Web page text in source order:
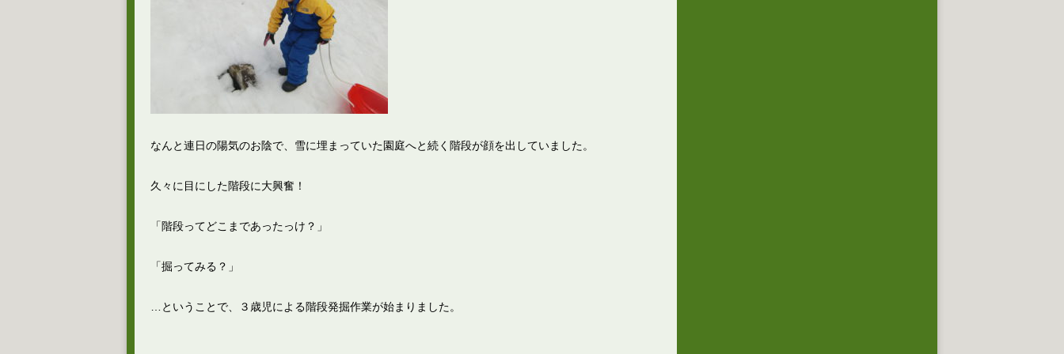
なんと連日の陽気のお陰で、雪に埋まっていた園庭へと続く階段が顔を出していました。
久々に目にした階段に大興奮！
「階段ってどこまであったっけ？」
「掘ってみる？」
…ということで、３歳児による階段発掘作業が始まりました。